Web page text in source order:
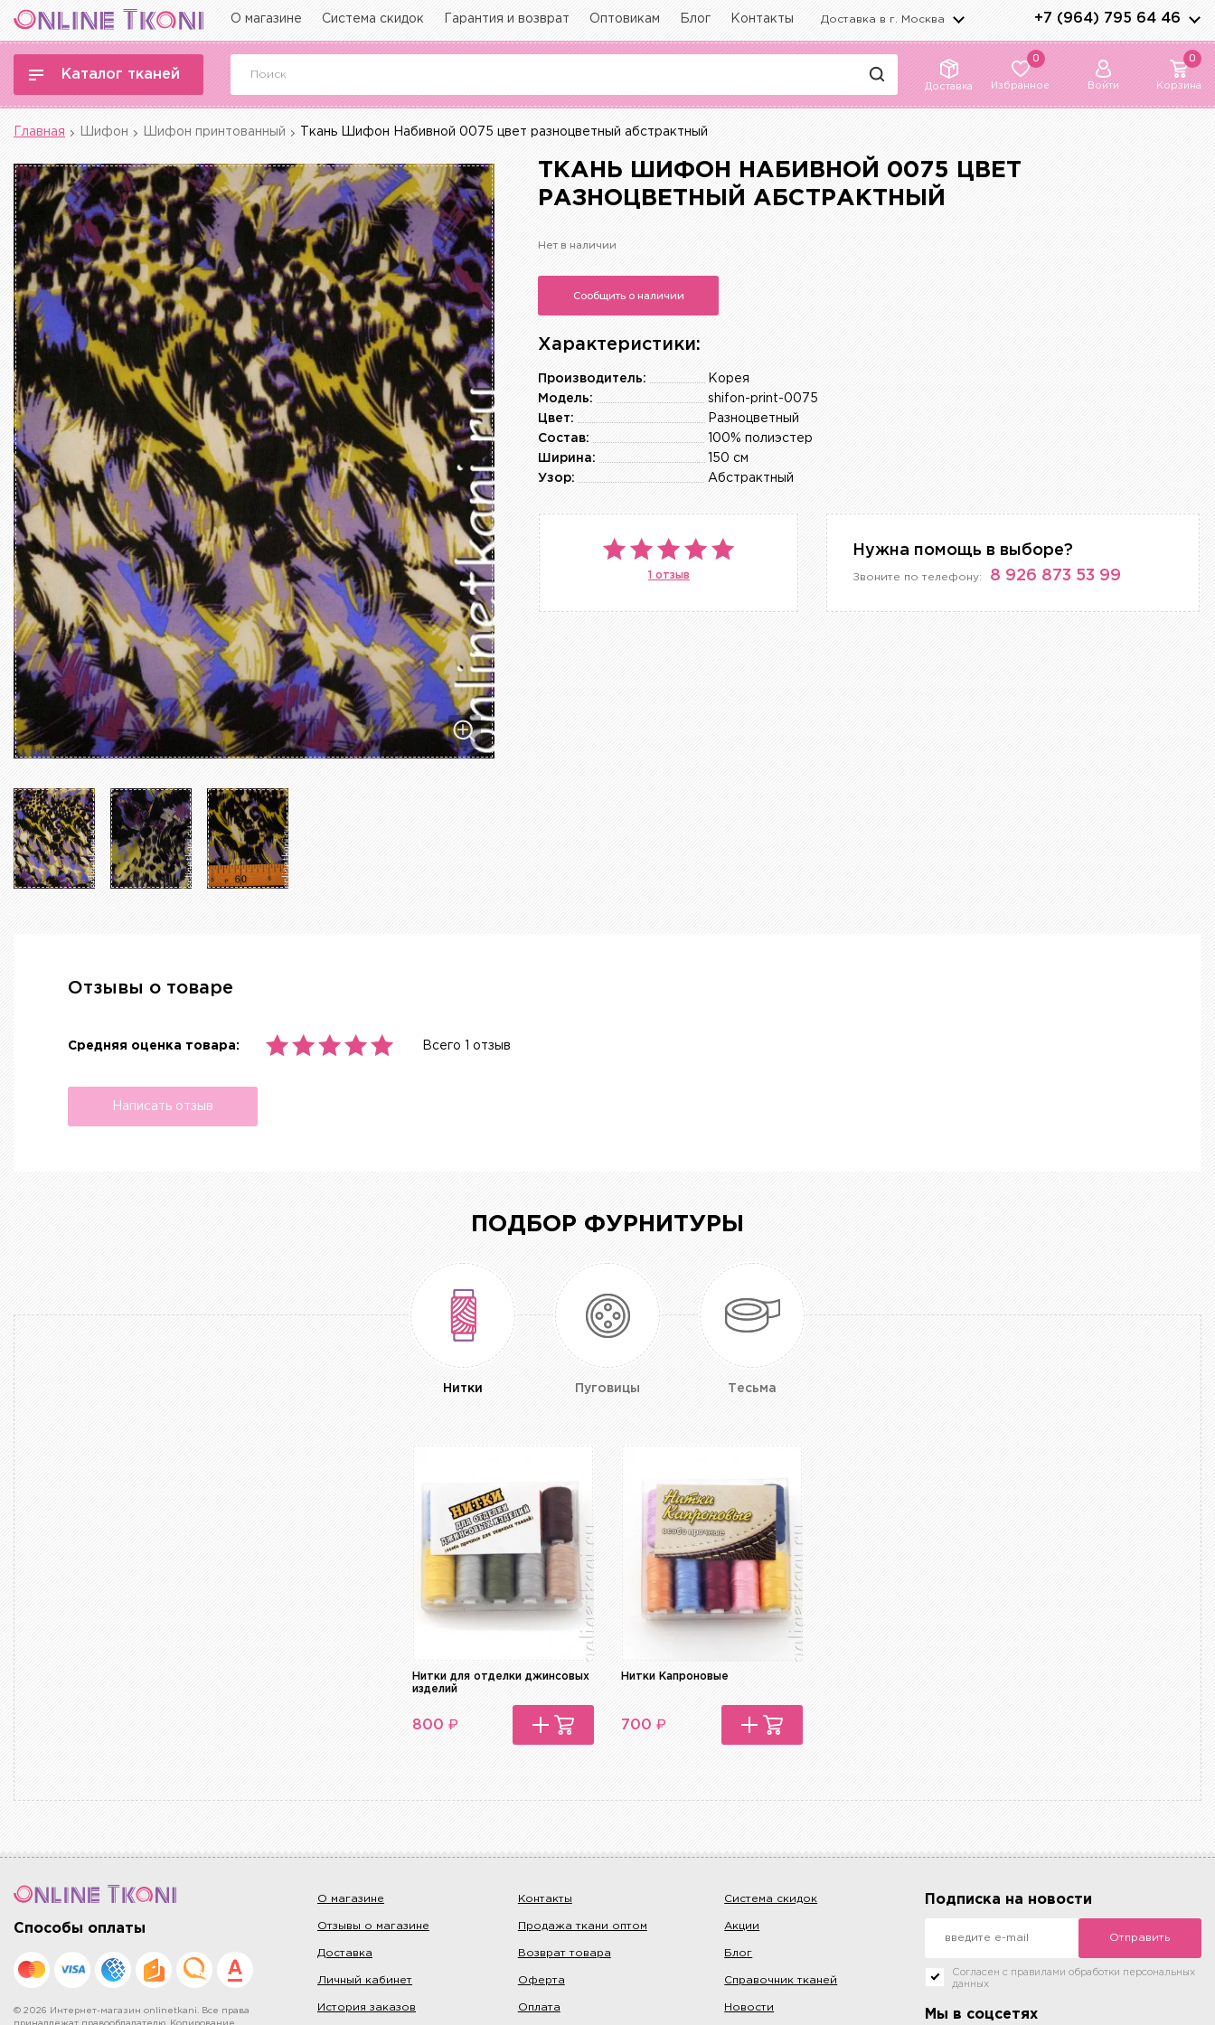
О магазине Система скидок Гарантия и возврат Оптовикам Блог Контакты Доставка в г. Москва +7 (964) 795 64 46
Каталог тканей
Доставка
0
Избранное Войти
0
Корзина
Главная Шифон Шифон принтованный Ткань Шифон Набивной 0075 цвет разноцветный абстрактный
ТКАНЬ ШИФОН НАБИВНОЙ 0075 ЦВЕТ
РАЗНОЦВЕТНЫЙ АБСТРАКТНЫЙ
Нет в наличии
Сообщить о наличии
Характеристики:
Корея
Производитель:
shifon-print-0075
Модель:
Разноцветный
Цвет:
100% полиэстер
Состав:
150 см
Ширина:
Абстрактный
Узор:
1 отзыв
Нужна помощь в выборе?
Звоните по телефону: 8 926 873 53 99
Отзывы о товаре
Средняя оценка товара: Всего 1 отзыв
Написать отзыв
ПОДБОР ФУРНИТУРЫ
Нитки Пуговицы Тесьма
Нитки для отделки джинсовых
изделий
800 ₽
Нитки Капроновые
700 ₽
Способы оплаты
© 2026 Интернет-магазин onlinetkani. Все права
О магазине
Отзывы о магазине
Доставка
Личный кабинет
История заказов
Контакты
Продажа ткани оптом
Возврат товара
Оферта
Оплата
Система скидок
Акции
Блог
Справочник тканей
Новости
Подписка на новости
Отправить
Согласен с правилами обработки персональных
данных
Мы в соцсетях